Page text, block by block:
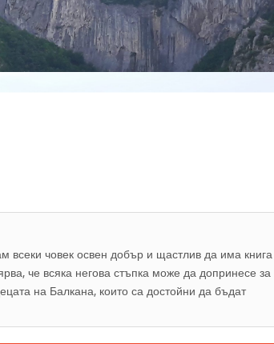
всеки човек освен добър и щастлив да има книга
че всяка негова стъпка може да допринесе за
на Балкана, които са достойни да бъдат